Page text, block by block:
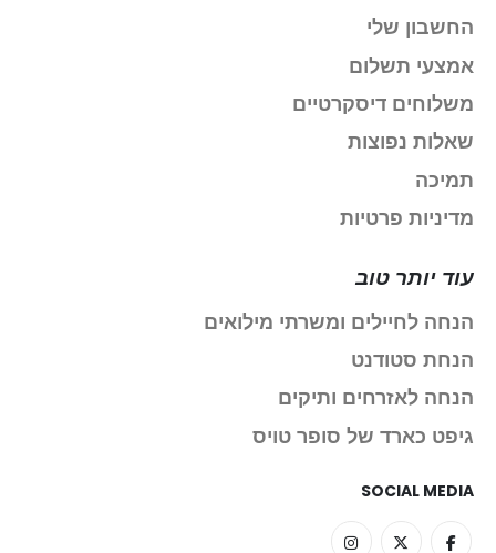
החשבון שלי
אמצעי תשלום
משלוחים דיסקרטיים
שאלות נפוצות
תמיכה
מדיניות פרטיות
עוד יותר טוב
הנחה לחיילים ומשרתי מילואים
הנחת סטודנט
הנחה לאזרחים ותיקים
גיפט כארד של סופר טויס
SOCIAL MEDIA